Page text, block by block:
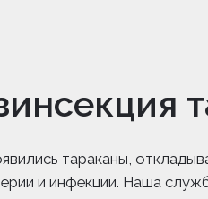
тараканы,
и инфекции. Наша